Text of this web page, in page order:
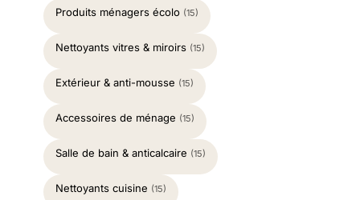
Produits ménagers écolo (15)
Nettoyants vitres & miroirs (15)
Extérieur & anti-mousse (15)
Accessoires de ménage (15)
Salle de bain & anticalcaire (15)
Nettoyants cuisine (15)